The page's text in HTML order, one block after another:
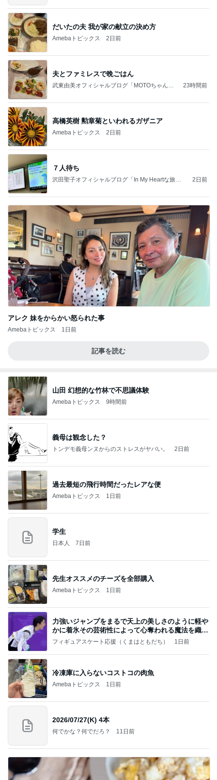
だいたの夫 我が家の献立の決め方
Amebaトピックス 2日前
夫とファミレスで晩ごはん
武東由美オフィシャルブログ「MOTOちゃんと
23時間前
高橋英樹 勲章菊といわれるガザニア
Amebaトピックス 2日前
７人待ち
沢田聖子オフィシャルブログ「In My Heartな旅日
2日前
アレク 妹をからかい怒られた事
Amebaトピックス 1日前
記事を読む
山田 幻想的な竹林で不思議体験
Amebaトピックス 9時間前
義母は観念した？
トンデモ義母ンヌからのストレスがヤバい。 2日前
過去最短の飛行時間だったレアな便
Amebaトピックス 1日前
学生
日本人 7日前
先生オススメのチーズを全部購入
Amebaトピックス 1日前
力強いジャンプをまるで天上の美しさのように軽や
かに着氷その芸術性によって心奪われる魔法を織り
なす
フィギュアスケート応援（くまはともだち） 1日前
冷凍庫に入らないコストコの肉魚
Amebaトピックス 1日前
2026/07/27(K) 4本
何でかな？何でだろ？ 11日前